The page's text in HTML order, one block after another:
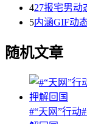
427报宅男动
5内涵GIF动
随机文章
#“天网”行动